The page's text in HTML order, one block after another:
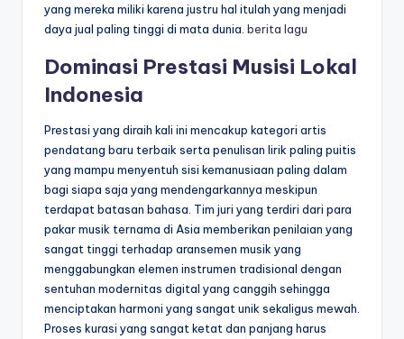
yang mereka miliki karena justru hal itulah yang menjadi
daya jual paling tinggi di mata dunia. berita lagu
Dominasi Prestasi Musisi Lokal
Indonesia
Prestasi yang diraih kali ini mencakup kategori artis
pendatang baru terbaik serta penulisan lirik paling puitis
yang mampu menyentuh sisi kemanusiaan paling dalam
bagi siapa saja yang mendengarkannya meskipun
terdapat batasan bahasa. Tim juri yang terdiri dari para
pakar musik ternama di Asia memberikan penilaian yang
sangat tinggi terhadap aransemen musik yang
menggabungkan elemen instrumen tradisional dengan
sentuhan modernitas digital yang canggih sehingga
menciptakan harmoni yang sangat unik sekaligus mewah.
Proses kurasi yang sangat ketat dan panjang harus